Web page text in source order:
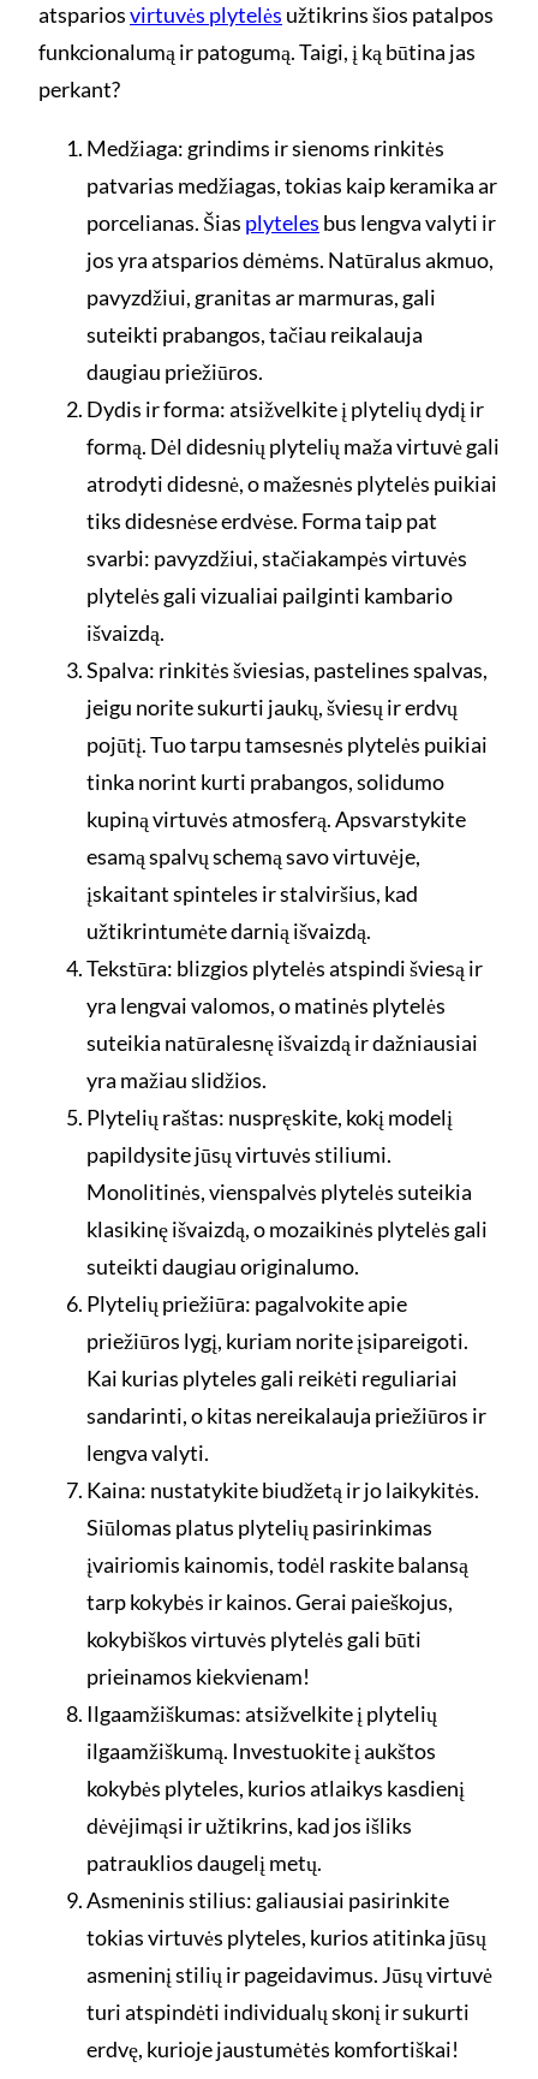
atspariosvirtuvės plytelės užtikrins šios patalpos
funkcionalumą ir patogumą. Taigi, į ką būtina jas
perkant?
Medžiaga: grindims ir sienoms rinkitės
patvarias medžiagas, tokias kaip keramika ar
porcelianas. Šias plyteles bus lengva valyti ir
jos yra atsparios dėmėms. Natūralus akmuo,
pavyzdžiui, granitas ar marmuras, gali
suteikti prabangos, tačiau reikalauja
daugiau priežiūros.
Dydis ir forma: atsižvelkite į plytelių dydį ir
formą. Dėl didesnių plytelių maža virtuvė gali
atrodyti didesnė, o mažesnės plytelės puikiai
tiks didesnėse erdvėse. Forma taip pat
svarbi: pavyzdžiui, stačiakampės virtuvės
plytelės gali vizualiai pailginti kambario
išvaizdą.
Spalva: rinkitės šviesias, pastelines spalvas,
jeigu norite sukurti jaukų, šviesų ir erdvų
pojūtį. Tuo tarpu tamsesnės plytelės puikiai
tinka norint kurti prabangos, solidumo
kupiną virtuvės atmosferą. Apsvarstykite
esamą spalvų schemą savo virtuvėje,
įskaitant spinteles ir stalviršius, kad
užtikrintumėte darnią išvaizdą.
Tekstūra: blizgios plytelės atspindi šviesą ir
yra lengvai valomos, o matinės plytelės
suteikia natūralesnę išvaizdą ir dažniausiai
yra mažiau slidžios.
Plytelių raštas: nuspręskite, kokį modelį
papildysite jūsų virtuvės stiliumi.
Monolitinės, vienspalvės plytelės suteikia
klasikinę išvaizdą, o mozaikinės plytelės gali
suteikti daugiau originalumo.
Plytelių priežiūra: pagalvokite apie
priežiūros lygį, kuriam norite įsipareigoti.
Kai kurias plyteles gali reikėti reguliariai
sandarinti, o kitas nereikalauja priežiūros ir
lengva valyti.
Kaina: nustatykite biudžetą ir jo laikykitės.
Siūlomas platus plytelių pasirinkimas
įvairiomis kainomis, todėl raskite balansą
tarp kokybės ir kainos. Gerai paieškojus,
kokybiškos virtuvės plytelės gali būti
prieinamos kiekvienam!
Ilgaamžiškumas: atsižvelkite į plytelių
ilgaamžiškumą. Investuokite į aukštos
kokybės plyteles, kurios atlaikys kasdienį
dėvėjimąsi ir užtikrins, kad jos išliks
patrauklios daugelį metų.
Asmeninis stilius: galiausiai pasirinkite
tokias virtuvės plyteles, kurios atitinka jūsų
asmeninį stilių ir pageidavimus. Jūsų virtuvė
turi atspindėti individualų skonį ir sukurti
erdvę, kurioje jaustumėtės komfortiškai!